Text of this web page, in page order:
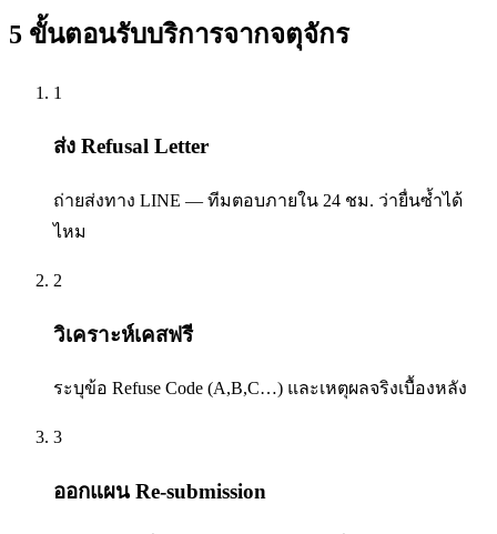
5 ขั้นตอนรับบริการจากจตุจักร
1
ส่ง Refusal Letter
ถ่ายส่งทาง LINE — ทีมตอบภายใน 24 ชม. ว่ายื่นซ้ำได้
ไหม
2
วิเคราะห์เคสฟรี
ระบุข้อ Refuse Code (A,B,C…) และเหตุผลจริงเบื้องหลัง
3
ออกแผน Re-submission